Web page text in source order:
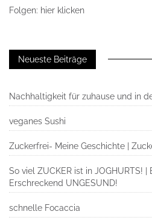
Folgen: hier klicken
Neueste Beiträge
Nachhaltigkeit für zuhause und in
veganes Sushi
Zuckerfrei- Meine Geschichte |
So viel ZUCKER ist in JOGHURTS! |
Erschreckend UNGESUND!
schnelle Focaccia